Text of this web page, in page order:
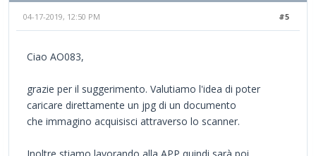
#5
04-17-2019, 12:50 PM
Ciao AO083,
grazie per il suggerimento. Valutiamo l'idea di poter
caricare direttamente un jpg di un documento
che immagino acquisisci attraverso lo scanner.